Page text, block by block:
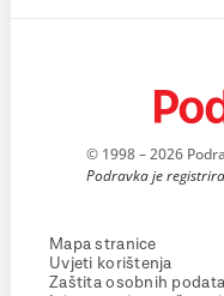
© 1998 – 2026
Podravka je
Mapa stranice
Uvjeti korištenja
Zaštita osobnih